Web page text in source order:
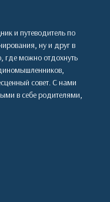
и путеводитель по
ну и друг в
где можно отдохнуть
совет. С нами
в себе родителями,